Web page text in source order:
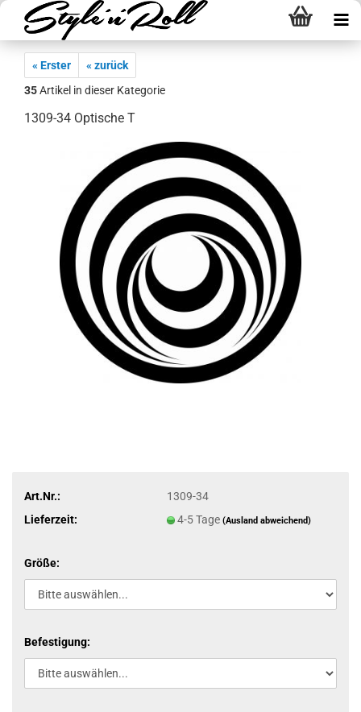
« Erster
« zurück
35Artikel in dieser Kategorie
1309-34 Optische T
Art.Nr.:
1309-34
Lieferzeit:
4-5 Tage (Ausland abweichend)
Größe:
Befestigung: